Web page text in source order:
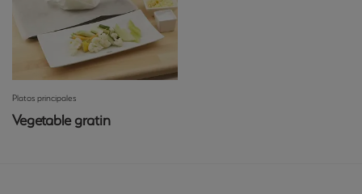
Platos principales
Vegetable gratin